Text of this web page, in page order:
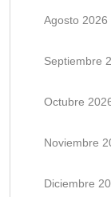
Agosto 2026
Septiembre
Octubre
Noviembre
Diciembre